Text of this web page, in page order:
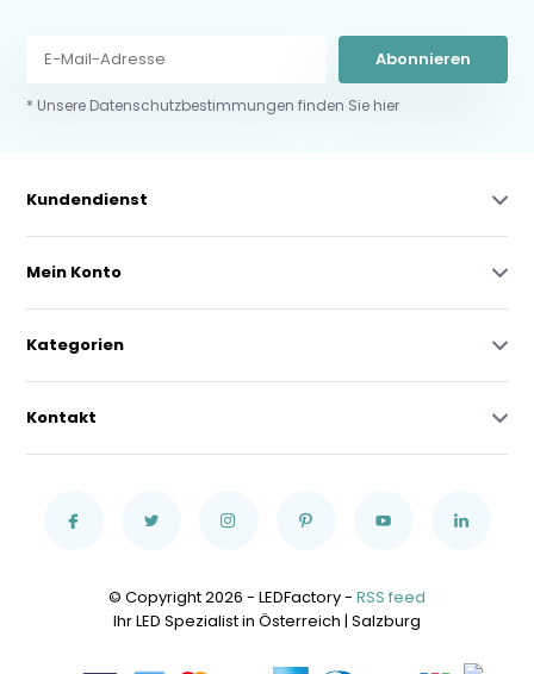
Abonnieren
* Unsere Datenschutzbestimmungen finden Sie hier
Kundendienst
Mein Konto
Kategorien
Kontakt
© Copyright 2026 - LEDFactory - RSS feed
Ihr LED Spezialist in Österreich | Salzburg